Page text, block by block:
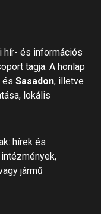
hír- és információs
tagja. A honlap
és Sasadon, illetve
lokális
hírek és
jármű